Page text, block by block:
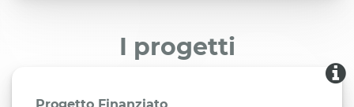
I progetti